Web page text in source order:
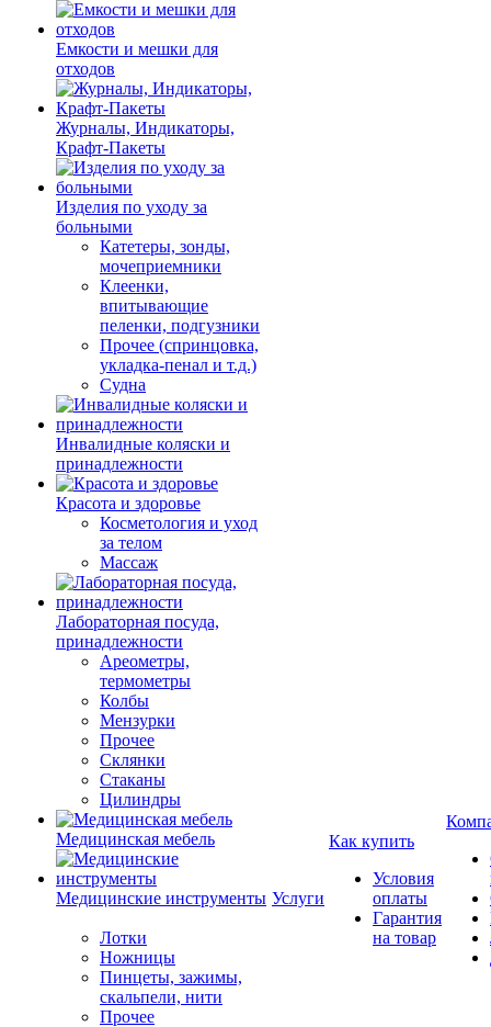
Емкости и мешки для
отходов
Журналы, Индикаторы,
Крафт-Пакеты
Изделия по уходу за
больными
Катетеры, зонды,
мочеприемники
Клеенки,
впитывающие
пеленки, подгузники
Прочее (спринцовка,
укладка-пенал и т.д.)
Судна
Инвалидные коляски и
принадлежности
Красота и здоровье
Косметология и уход
за телом
Массаж
Лабораторная посуда,
принадлежности
Ареометры,
термометры
Колбы
Мензурки
Прочее
Склянки
Стаканы
Цилиндры
Медицинская мебель
Медицинские инструменты
Лотки
Ножницы
Пинцеты, зажимы,
скальпели, нити
Прочее
Услуги
Как купить
Условия
оплаты
Гарантия
на товар